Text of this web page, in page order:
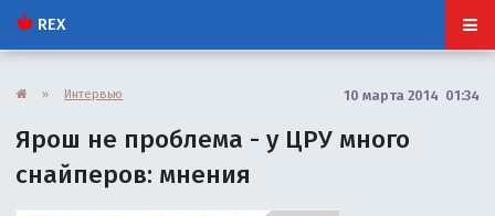
REX
» Интервью 10 марта 2014 01:34
Ярош не проблема - у ЦРУ много
снайперов: мнения